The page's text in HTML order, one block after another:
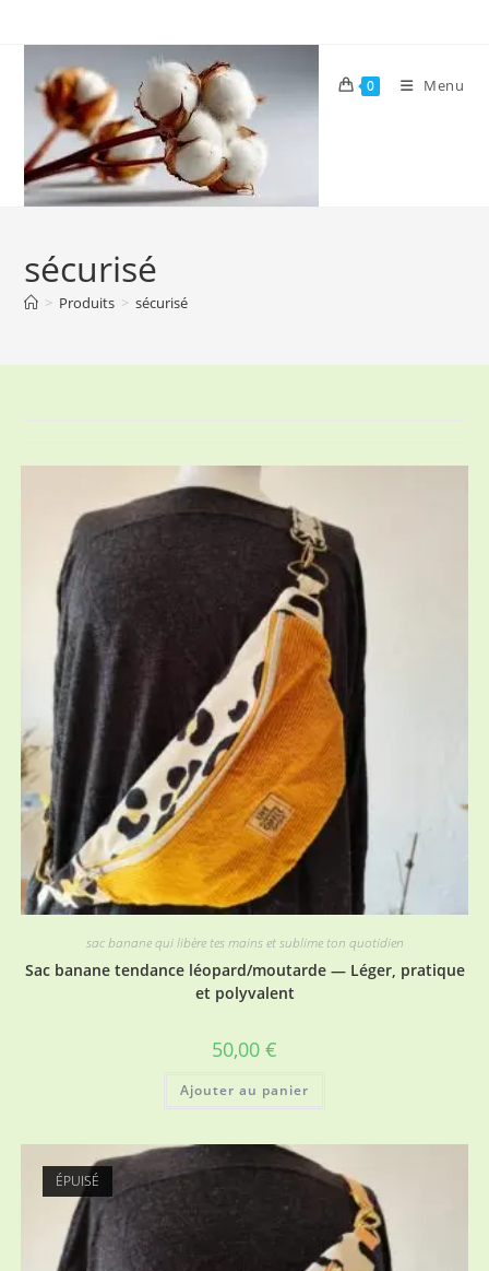
content
0 Menu
sécurisé
> Produits > sécurisé
sac banane qui libère tes mains et sublime ton quotidien
Sac banane tendance léopard/moutarde — Léger, pratique
et polyvalent
50,00 €
Ajouter au panier
ÉPUISÉ